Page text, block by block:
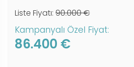
Liste Fiyatı: 90.000 €
Kampanyalı Özel Fiyat:
86.400 €